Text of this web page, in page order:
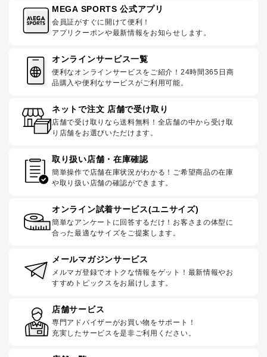
MEGA SPORTS 公式アプリ
会員証がすぐに開けて便利！
アプリクーポンや最新情報をお知らせします。
オンラインサービス一覧
便利なオンラインサービスをご紹介！24時間365日商
品購入や便利なサービスがご利用可能。
ネットで注文 店舗で受け取り
店舗で受け取りなら送料無料！全店舗の中から受け取
り店舗をお選びいただけます。
取り扱い店舗・在庫確認
簡単操作で店舗在庫状況がわかる！ご希望商品の在庫
や取り扱い店舗の確認ができます。
オンライン試着サービス(ユニサイズ)
簡単なアンケートに回答するだけ！お客さまの体型に
合った最適なサイズをご提案します。
メールマガジンサービス
メルマガ登録でオトクな情報をゲット！最新情報やお
すすめトピックスをお届けします。
店舗サービス
専門アドバイザーがお買い物をサポート！
充実したサービスを是非ご利用ください。